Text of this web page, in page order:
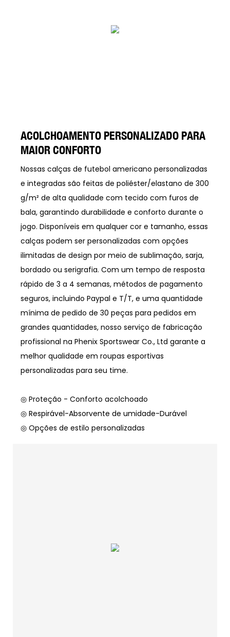
ACOLCHOAMENTO PERSONALIZADO PARA
MAIOR CONFORTO
Nossas calças de futebol americano personalizadas
e integradas são feitas de poliéster/elastano de 300
g/m² de alta qualidade com tecido com furos de
bala, garantindo durabilidade e conforto durante o
jogo. Disponíveis em qualquer cor e tamanho, essas
calças podem ser personalizadas com opções
ilimitadas de design por meio de sublimação, sarja,
bordado ou serigrafia. Com um tempo de resposta
rápido de 3 a 4 semanas, métodos de pagamento
seguros, incluindo Paypal e T/T, e uma quantidade
mínima de pedido de 30 peças para pedidos em
grandes quantidades, nosso serviço de fabricação
profissional na Phenix Sportswear Co., Ltd garante a
melhor qualidade em roupas esportivas
personalizadas para seu time.
◎ Proteção - Conforto acolchoado
◎ Respirável-Absorvente de umidade-Durável
◎ Opções de estilo personalizadas